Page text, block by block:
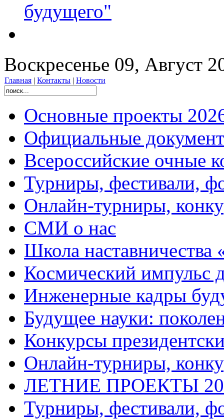
будущего"
Воскресенье 09, Август
Главная | Контакты | Новости
Основные проекты
Официальные
Всероссийские очные
Турниры, фестивали,
Онлайн-турниры,
СМИ о нас
Школа
Космический импульс
Инженерные кадры
Будущее науки:
Конкурсы
Онлайн-турниры,
ЛЕТНИЕ ПРОЕКТЫ
Турниры, фестивали,